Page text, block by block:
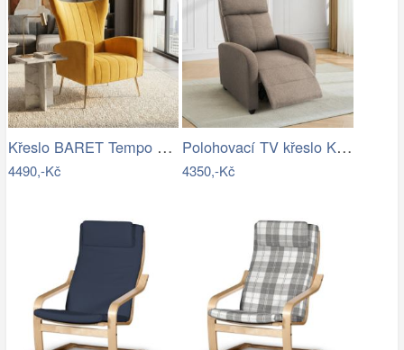
Křeslo BARET Tempo Kondela
4490,-Kč
Polohovací TV křeslo KRESO NEWTempo…
4350,-Kč